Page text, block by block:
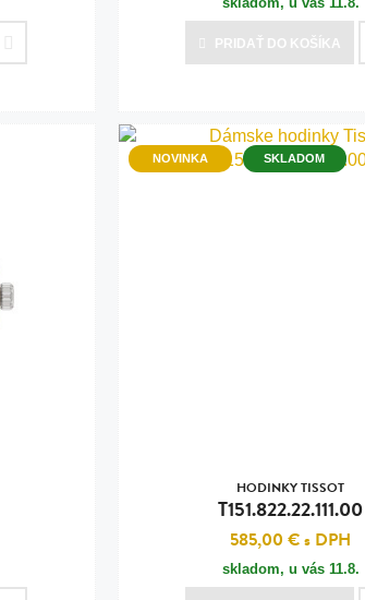
PRIDAŤ DO KOŠÍKA
NOVINKA SKLADOM
HODINKY TISSOT
T151.822.22.111.00
585,00 €s DPH
skladom, u vás 11.8.